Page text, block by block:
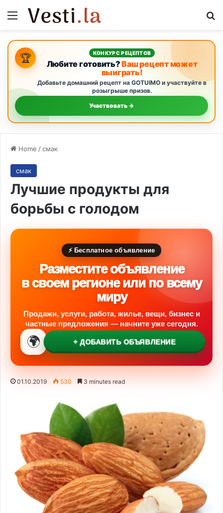
Menu
🏆 КОНКУРС РЕЦЕПТОВ
Любите готовить?Ваш рецепт может
выиграть!
Добавьте домашний рецепт на GOTUIMO и участвуйте в
розыгрыше призов.
Участвовать →
Home /смак
смак
Лучшие продукты для
борьбы с голодом
⚡ Бесплатное объявление
Разместите объявление
в своем регионе или по всему
миру
Продажи, услуги, работа, жилье, вещи, бизнес и
частные предложения — начните уже сегодня.
🌍 + ДОБАВИТЬ ОБЪЯВЛЕНИЕ
01.10.2019 530 3 minutes read